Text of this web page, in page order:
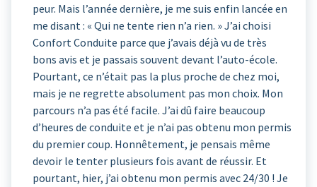
peur. Mais l’année dernière, je me suis enfin lancée en
me disant : « Qui ne tente rien n’a rien. » J’ai choisi
Confort Conduite parce que j’avais déjà vu de très
bons avis et je passais souvent devant l’auto-école.
Pourtant, ce n’était pas la plus proche de chez moi,
mais je ne regrette absolument pas mon choix. Mon
parcours n’a pas été facile. J’ai dû faire beaucoup
d’heures de conduite et je n’ai pas obtenu mon permis
du premier coup. Honnêtement, je pensais même
devoir le tenter plusieurs fois avant de réussir. Et
pourtant, hier, j’ai obtenu mon permis avec 24/30 ! Je